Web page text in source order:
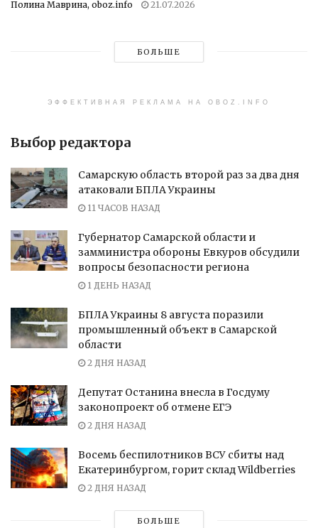
Полина Маврина, oboz.info 21.07.2026
БОЛЬШЕ
ЭФФЕКТИВНАЯ РЕКЛАМА НА OBOZ.INFO
Выбор редактора
Самарскую область второй раз за два дня
атаковали БПЛА Украины
11 ЧАСОВ НАЗАД
Губернатор Самарской области и
замминистра обороны Евкуров обсудили
вопросы безопасности региона
1 ДЕНЬ НАЗАД
БПЛА Украины 8 августа поразили
промышленный объект в Самарской
области
2 ДНЯ НАЗАД
Депутат Останина внесла в Госдуму
законопроект об отмене ЕГЭ
2 ДНЯ НАЗАД
Восемь беспилотников ВСУ сбиты над
Екатеринбургом, горит склад Wildberries
2 ДНЯ НАЗАД
БОЛЬШЕ